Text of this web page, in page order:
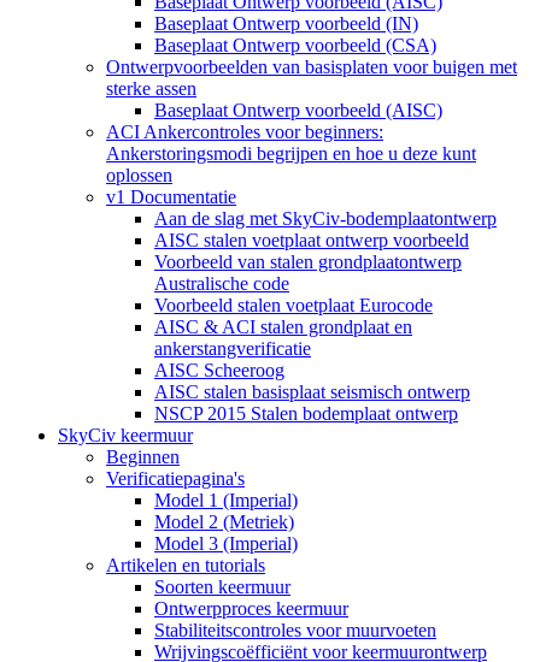
Baseplaat Ontwerp voorbeeld (IN)
Baseplaat Ontwerp voorbeeld (CSA)
Ontwerpvoorbeelden van basisplaten voor buigen met
sterke assen
Baseplaat Ontwerp voorbeeld (AISC)
ACI Ankercontroles voor beginners:
Ankerstoringsmodi begrijpen en hoe u deze kunt
oplossen
v1 Documentatie
Aan de slag met SkyCiv-bodemplaatontwerp
AISC stalen voetplaat ontwerp voorbeeld
Voorbeeld van stalen grondplaatontwerp
Australische code
Voorbeeld stalen voetplaat Eurocode
AISC & ACI stalen grondplaat en
ankerstangverificatie
AISC Scheeroog
AISC stalen basisplaat seismisch ontwerp
NSCP 2015 Stalen bodemplaat ontwerp
SkyCiv keermuur
Beginnen
Verificatiepagina's
Model 1 (Imperial)
Model 2 (Metriek)
Model 3 (Imperial)
Artikelen en tutorials
Soorten keermuur
Ontwerpproces keermuur
Stabiliteitscontroles voor muurvoeten
Wrijvingscoëfficiënt voor keermuurontwerp